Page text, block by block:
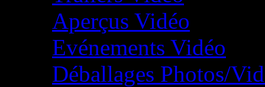
Aperçus Vidéo
Evénements Vidéo
Déballages Photos/